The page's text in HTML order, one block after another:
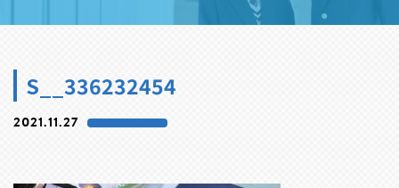
S__336232454
2021.11.27